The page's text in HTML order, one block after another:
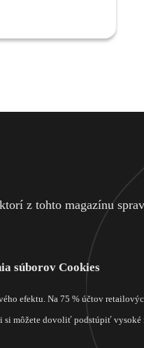
raz nahradí vládny
Petro TronDice, hra
vyše 200 miliónov TRX.
z tohto magazínu
súborov Cookies
efektu. Na 75 % účtov
môžete dovoliť podstúpiť vysoké